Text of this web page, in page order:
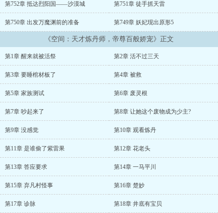
第752章 抵达烈阳国——沙漠城 第751章 徒手抓天雷
第750章 出发万魔渊前的准备 第749章 妖妃现出原形5
《空间：天才炼丹师，帝尊百般娇宠》正文
第1章 醒来就被活祭 第2章 活不过三天
第3章 要睡棺材板了 第4章 被救
第5章 家族测试 第6章 废灵根
第7章 吵起来了 第8章 让她这个废物成为少主?
第9章 没感觉 第10章 观看炼丹
第11章 是谁偷了紫雷果 第12章 花老头
第13章 答应要求 第14章 一马平川
第15章 弃凡村怪事 第16章 楚妙
第17章 诊脉 第18章 井底有宝贝